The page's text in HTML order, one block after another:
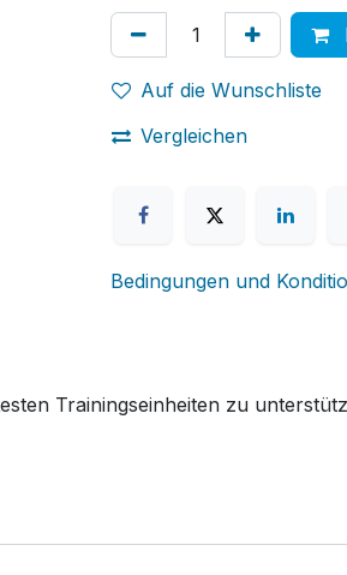
Auf die Wunschliste
Vergleichen
Bedingungen und
Trainingseinheiten zu